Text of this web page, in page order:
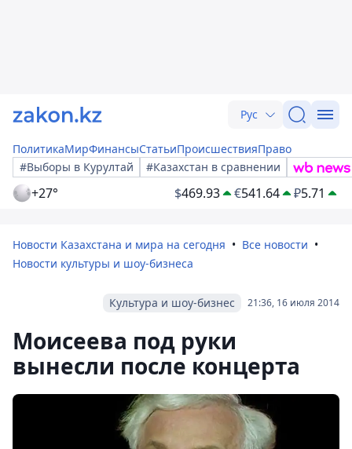
Рус
ПолитикаМирФинансыСтатьиПроисшествияПраво
#Выборы в Курултай
#Казахстан в сравнении
+27° $469.93 €541.64 ₽5.71
Новости Казахстана и мира на сегодня
Все новости
Новости культуры и шоу-бизнеса
21:36, 16 июля 2014
Культура и шоу-бизнес
Моисеева под руки
вынесли после концерта